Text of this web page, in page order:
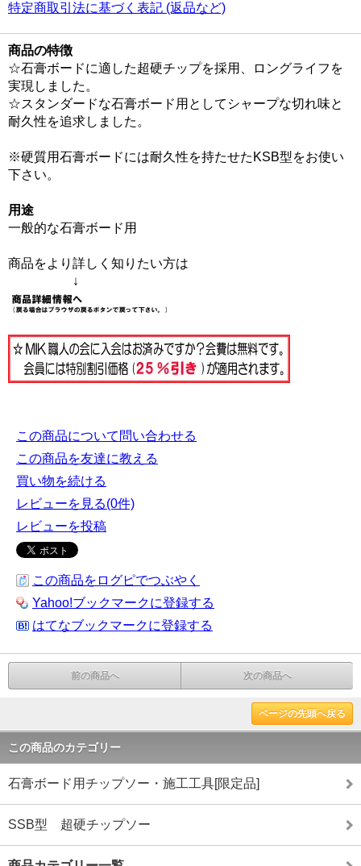
特定商取引法に基づく表記 (返品など)
商品の特徴
☆石膏ボードに適した超硬チップを採用、ロングライフを
実現しました。
☆スタンダードな石膏ボード用としてシャープな切れ味と
耐久性を追求しました。
※硬質用石膏ボードには耐久性を持たせたKSB型をお使い
下さい。
用途
一般的な石膏ボード用
商品をより詳しく知りたい方は
↓
この商品について問い合わせる
この商品を友達に教える
買い物を続ける
レビューを見る(0件)
レビューを投稿
この商品をログピでつぶやく
Yahoo!ブックマークに登録する
はてなブックマークに登録する
前の商品へ 次の商品へ
ページの先頭へ戻る
この商品のカテゴリー
石膏ボード用チップソー・施工工具[限定品]
SSB型 超硬チップソー